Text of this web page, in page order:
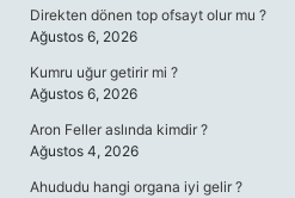
Direkten dönen top ofsayt olur mu ?
Ağustos 6, 2026
Kumru uğur getirir mi ?
Ağustos 6, 2026
Aron Feller aslında kimdir ?
Ağustos 4, 2026
Ahududu hangi organa iyi gelir ?